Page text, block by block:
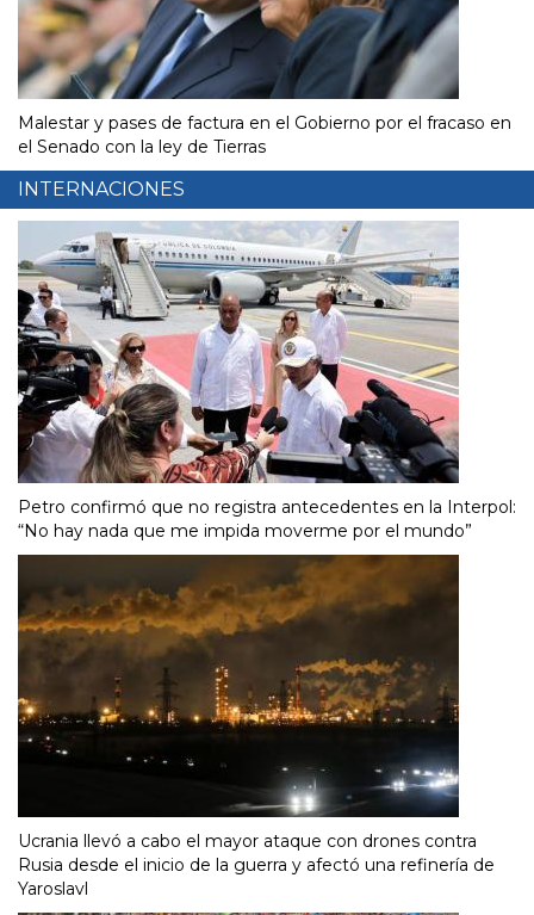
Malestar y pases de factura en el Gobierno por el fracaso en
el Senado con la ley de Tierras
INTERNACIONES
Petro confirmó que no registra antecedentes en la Interpol:
“No hay nada que me impida moverme por el mundo”
Ucrania llevó a cabo el mayor ataque con drones contra
Rusia desde el inicio de la guerra y afectó una refinería de
Yaroslavl